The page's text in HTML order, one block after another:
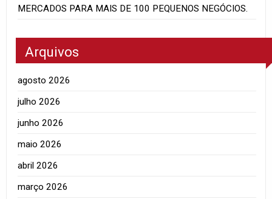
MERCADOS PARA MAIS DE 100 PEQUENOS NEGÓCIOS.
Arquivos
agosto 2026
julho 2026
junho 2026
maio 2026
abril 2026
março 2026